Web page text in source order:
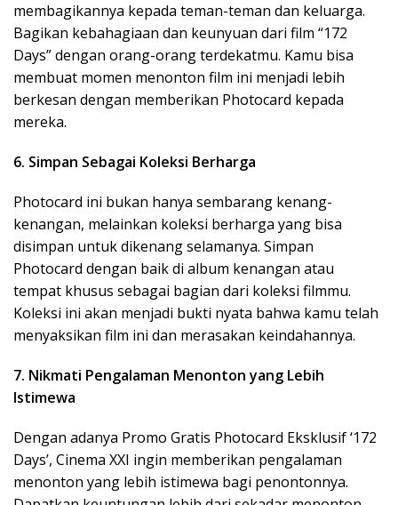
membagikannya kepada teman-teman dan keluarga.
Bagikan kebahagiaan dan keunyuan dari film “172
Days” dengan orang-orang terdekatmu. Kamu bisa
membuat momen menonton film ini menjadi lebih
berkesan dengan memberikan Photocard kepada
mereka.
6. Simpan Sebagai Koleksi Berharga
Photocard ini bukan hanya sembarang kenang-
kenangan, melainkan koleksi berharga yang bisa
disimpan untuk dikenang selamanya. Simpan
Photocard dengan baik di album kenangan atau
tempat khusus sebagai bagian dari koleksi filmmu.
Koleksi ini akan menjadi bukti nyata bahwa kamu telah
menyaksikan film ini dan merasakan keindahannya.
7. Nikmati Pengalaman Menonton yang Lebih
Istimewa
Dengan adanya Promo Gratis Photocard Eksklusif ‘172
Days’, Cinema XXI ingin memberikan pengalaman
menonton yang lebih istimewa bagi penontonnya.